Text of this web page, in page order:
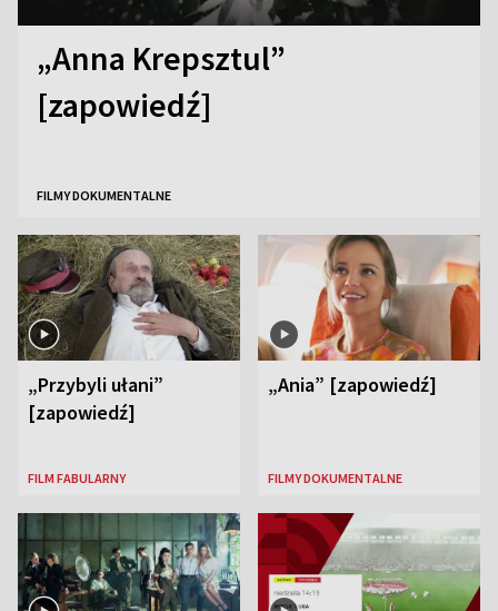
„Anna Krepsztul”
[zapowiedź]
FILMY DOKUMENTALNE
„Przybyli ułani”
[zapowiedź]
FILM FABULARNY
„Ania” [zapowiedź]
FILMY DOKUMENTALNE